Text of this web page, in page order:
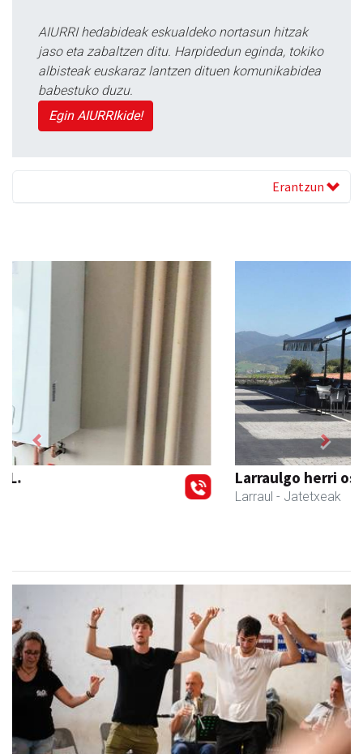
AIURRI hedabideak eskualdeko nortasun hitzak
jaso eta zabaltzen ditu. Harpidedun eginda, tokiko
albisteak euskaraz lantzen dituen komunikabidea
babestuko duzu.
Egin AIURRIkide!
Erantzun
Larraulgo herri ostatua
Previous Next